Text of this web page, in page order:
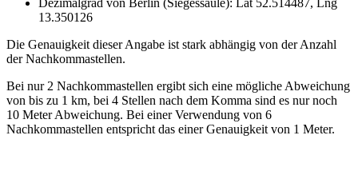
Dezimalgrad von Berlin (Siegessäule): Lat 52.514487, Lng
13.350126
Die Genauigkeit dieser Angabe ist stark abhängig von der Anzahl
der Nachkommastellen.
Bei nur 2 Nachkommastellen ergibt sich eine mögliche Abweichung
von bis zu 1 km, bei 4 Stellen nach dem Komma sind es nur noch
10 Meter Abweichung. Bei einer Verwendung von 6
Nachkommastellen entspricht das einer Genauigkeit von 1 Meter.